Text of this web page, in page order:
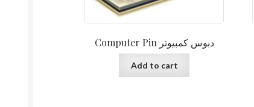
Computer Pin دبوس كمبيوتر
Add to cart